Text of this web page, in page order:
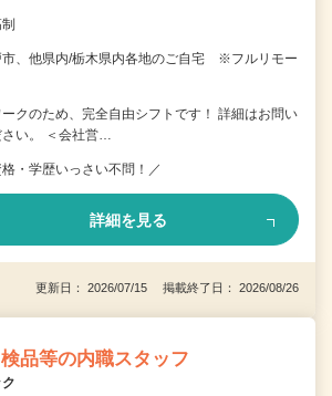
市、他県内/栃木県内各地のご自宅 ※フルリモー
ークのため、完全自由シフトです！ 詳細はお問い
さい。 ＜会社営…
・学歴いっさい不問！／
詳細を見る
更新日： 2026/07/15 掲載終了日： 2026/08/26
品等の内職スタッフ